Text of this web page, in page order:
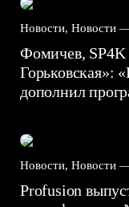
Новости, Новости
Фомичев, SP4K
Горьковская»:
дополнил
Новости, Новости
Profusion